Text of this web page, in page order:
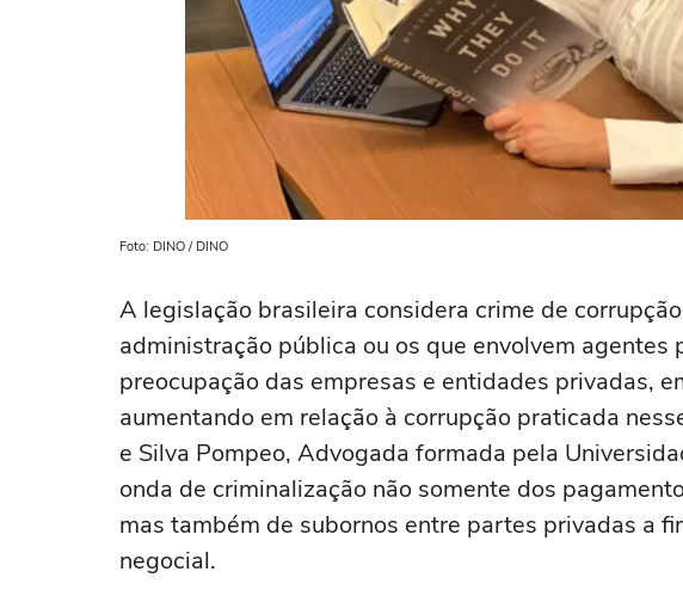
Foto: DINO / DINO
A legislação brasileira considera crime de
administração pública ou os que envolvem agentes
preocupação das empresas e entidades privadas,
aumentando em relação à corrupção praticada
e Silva Pompeo, Advogada formada pela
onda de criminalização não somente dos
mas também de subornos entre partes privadas a
negocial.